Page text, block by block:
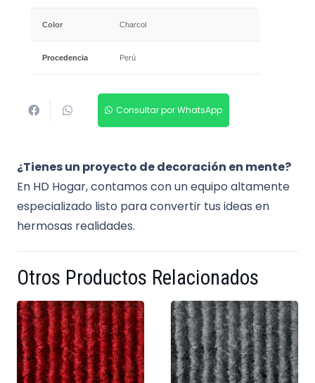
Color Charcol
Procedencia Perú
Consultar por WhatsApp
¿Tienes un proyecto de decoración en mente?
En HD Hogar, contamos con un equipo altamente
especializado listo para convertir tus ideas en
hermosas realidades.
Otros Productos Relacionados